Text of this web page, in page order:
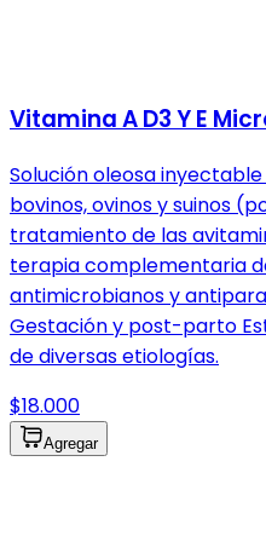
Vitamina A D3 Y E
Solución oleosa
bovinos, ovinos y suinos
tratamiento de las
terapia complementaria
antimicrobianos y
Gestación y post-parto
de diversas etiologías.
$18.000
Agregar